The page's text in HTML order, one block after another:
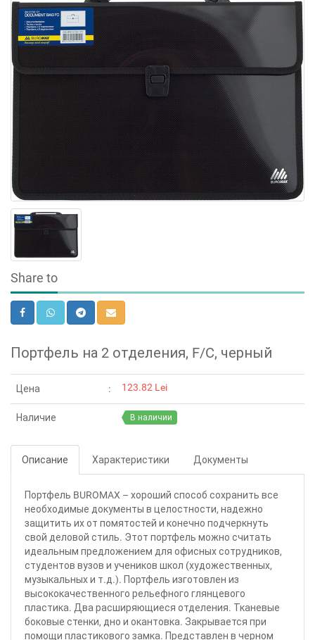
Share to
Портфель на 2 отделения, F/C, черный
Цена 123.82 Lei
Наличие В наличии
Описание Характеристики Документы
Портфель BUROMAX – хороший способ сохранить все
необходимые документы в целостности, надежно
защитить их от помятостей и конечно подчеркнуть
свой деловой стиль. Этот портфель можно считать
идеальным предложением для офисных сотрудников,
студентов вузов и учеников школ (художественных,
музыкальных и т.д.). Портфель изготовлен из
высококачественного рельефного глянцевого
пластика. Два расширяющиеся отделения. Тканевые
боковые стенки, дно и окантовка. Закрывается при
помощи пластикового замка. Представлен в черном